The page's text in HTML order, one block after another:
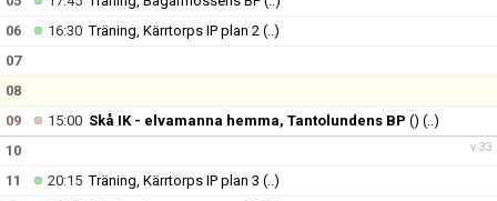
06
16:30Träning, Kärrtorps IP plan 2 (..)
07
08
09
15:00 Skå IK - elvamanna hemma, Tantolundens BP () (..)
v.33
10
11
20:15Träning, Kärrtorps IP plan 3 (..)